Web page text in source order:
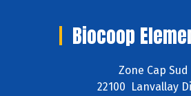
Biocoop
Zone Cap Sud
22100 Lanvallay